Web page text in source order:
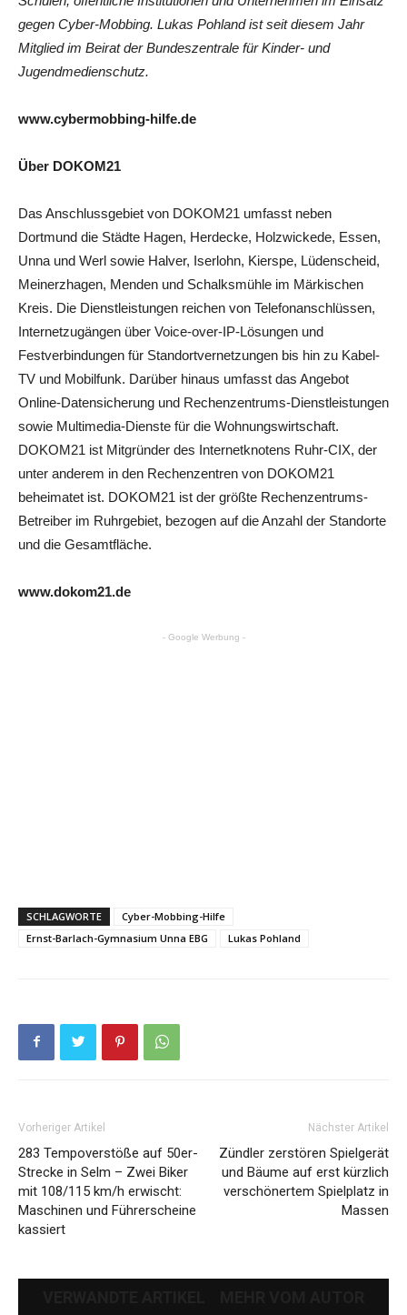
gegen Cyber-Mobbing. Lukas Pohland ist seit diesem Jahr
Mitglied im Beirat der Bundeszentrale für Kinder- und
Jugendmedienschutz.
www.cybermobbing-hilfe.de
Über DOKOM21
Das Anschlussgebiet von DOKOM21 umfasst neben
Dortmund die Städte Hagen, Herdecke, Holzwickede, Essen,
Unna und Werl sowie Halver, Iserlohn, Kierspe, Lüdenscheid,
Meinerzhagen, Menden und Schalksmühle im Märkischen
Kreis. Die Dienstleistungen reichen von Telefonanschlüssen,
Internetzugängen über Voice-over-IP-Lösungen und
Festverbindungen für Standortvernetzungen bis hin zu Kabel-
TV und Mobilfunk. Darüber hinaus umfasst das Angebot
Online-Datensicherung und Rechenzentrums-Dienstleistungen
sowie Multimedia-Dienste für die Wohnungswirtschaft.
DOKOM21 ist Mitgründer des Internetknotens Ruhr-CIX, der
unter anderem in den Rechenzentren von DOKOM21
beheimatet ist. DOKOM21 ist der größte Rechenzentrums-
Betreiber im Ruhrgebiet, bezogen auf die Anzahl der Standorte
und die Gesamtfläche.
www.dokom21.de
- Google Werbung -
SCHLAGWORTE
Cyber-Mobbing-Hilfe
Ernst-Barlach-Gymnasium Unna EBG
Lukas Pohland
Vorheriger Artikel
283 Tempoverstöße auf 50er-
Strecke in Selm – Zwei Biker
mit 108/115 km/h erwischt:
Maschinen und Führerscheine
kassiert
Nächster Artikel
Zündler zerstören Spielgerät
und Bäume auf erst kürzlich
verschönertem Spielplatz in
Massen